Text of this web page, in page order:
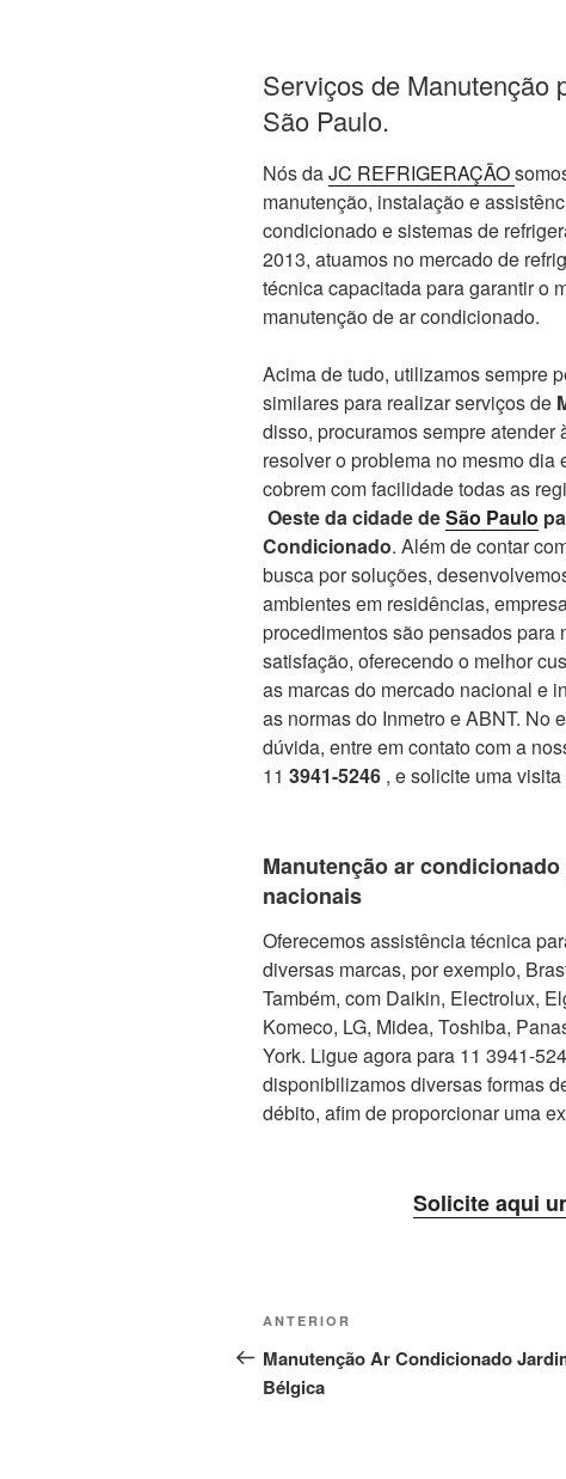
Serviços de Manutenção
São Paulo.
Nós daJC REFRIGERAÇÃO
manutenção, instalação e
condicionado e sistemas de
2013, atuamos no mercado de
técnica capacitada para garantir o
manutenção de ar condicionado.
Acima de tudo, utilizamos sempre
similares para realizar serviços de
disso, procuramos sempre
resolver o problema no mesmo
cobrem com facilidade todas as
Oeste da cidade deSão Paulo
Condicionado. Além de contar
busca por soluções,
ambientes em residências,
procedimentos são pensados para
satisfação, oferecendo o melhor
as marcas do mercado nacional e
as normas do Inmetro e ABNT. No
dúvida, entre em contato com a
11 3941-5246 , e solicite uma
Manutenção ar
nacionais
Oferecemos assistência técnica
diversas marcas, por exemplo,
Também, com Daikin, Electrolux,
Komeco, LG, Midea, Toshiba,
York. Ligue agora para 11 3941-
disponibilizamos diversas formas
débito, afim de proporcionar uma
Solicite aqui
Navegação
de
Post
Post
anterior
ANTERIOR
Manutenção Ar Condicionado
Bélgica